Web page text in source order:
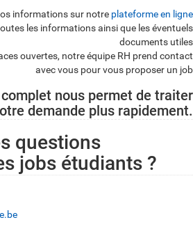
informations sur notre plateforme en ligne
les informations ainsi que les éventuels
documents utiles
ouvertes, notre équipe RH prend contact
avec vous pour vous proposer un job
nous permet de traiter
demande plus rapidement.
questions
jobs étudiants ?